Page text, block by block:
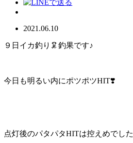
2021.06.10
９日イカ釣り🦑釣果です♪
今日も明るい内にポツポツHIT❣️
点灯後のパタパタHITは控えめでし